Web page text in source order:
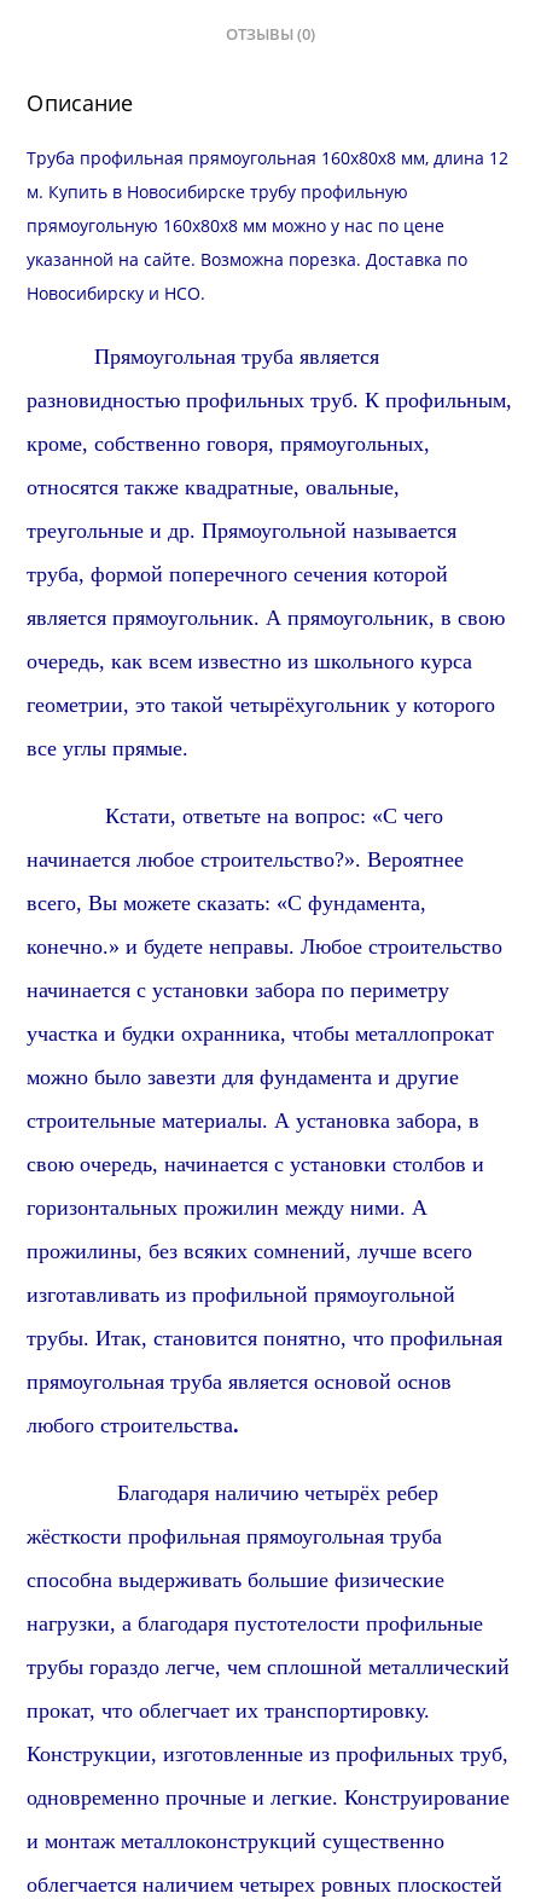
ОТЗЫВЫ (0)
Описание
Труба профильная прямоугольная 160х80х8 мм, длина 12
м. Купить в Новосибирске трубу профильную
прямоугольную 160х80х8 мм можно у нас по цене
указанной на сайте. Возможна порезка.Доставка по
Новосибирску и НСО.
Прямоугольная труба является
разновидностью профильных труб. К профильным,
кроме, собственно говоря, прямоугольных,
относятся также квадратные, овальные,
треугольные и др. Прямоугольной называется
труба, формой поперечного сечения которой
является прямоугольник. А прямоугольник, в свою
очередь, как всем известно из школьного курса
геометрии, это такой четырёхугольник у которого
все углы прямые.
Кстати, ответьте на вопрос: «С чего
начинается любое строительство?». Вероятнее
всего, Вы можете сказать: «С фундамента,
конечно.» и будете неправы. Любое строительство
начинается с установки забора по периметру
участка и будки охранника, чтобы металлопрокат
можно было завезти для фундамента и другие
строительные материалы. А установка забора, в
свою очередь, начинается с установки столбов и
горизонтальных прожилин между ними. А
прожилины, без всяких сомнений, лучше всего
изготавливать из профильной прямоугольной
трубы. Итак, становится понятно, что профильная
прямоугольная труба является основой основ
любого строительства.
Благодаря наличию четырёх ребер
жёсткости профильная прямоугольная труба
способна выдерживать большие физические
нагрузки, а благодаря пустотелости профильные
трубы гораздо легче, чем сплошной металлический
прокат, что облегчает их транспортировку.
Конструкции, изготовленные из профильных труб,
одновременно прочные и легкие. Конструирование
и монтаж металлоконструкций существенно
облегчается наличием четырех ровных плоскостей